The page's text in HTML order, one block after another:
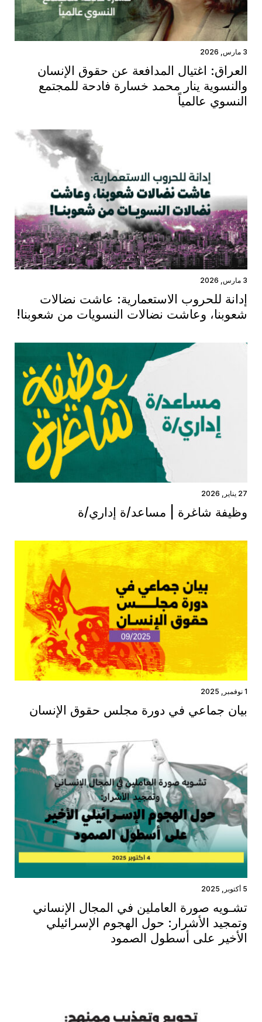
3 مارس, 2026
العراق: اغتيال المدافعة عن حقوق الإنسان
والنسوية ينار محمد خسارة فادحة للمجتمع
النسوي عالمياً
3 مارس, 2026
إدانة للحروب الاستعمارية: عاشت نضالات
شعوبنا، وعاشت نضالات النسويات من شعوبنا!
27 يناير, 2026
وظيفة شاغرة | مساعد/ة إداري/ة
1 نوفمبر, 2025
بيان جماعي في دورة مجلس حقوق الإنسان
5 أكتوبر, 2025
تشـويه صورة العاملين في المجال الإنساني
وتمجيد الأشرار: حول الهجوم الإسرائيلي
الأخير على أسطول الصمود